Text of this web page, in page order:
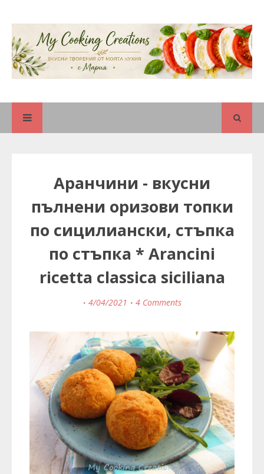
Аранчини - вкусни
пълнени оризови топки
по сицилиански, стъпка
по стъпка * Arancini
ricetta classica siciliana
4/04/2021 4 Comments